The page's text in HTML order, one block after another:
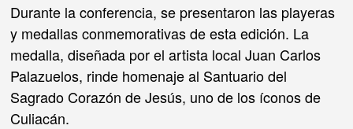
Durante la conferencia, se presentaron las playeras
y medallas conmemorativas de esta edición. La
medalla, diseñada por el artista local Juan Carlos
Palazuelos, rinde homenaje al Santuario del
Sagrado Corazón de Jesús, uno de los íconos de
Culiacán.